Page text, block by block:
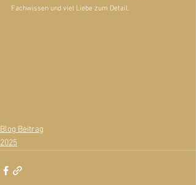
Fachwissen und viel Liebe zum Detail.
Blog Beitrag
2025